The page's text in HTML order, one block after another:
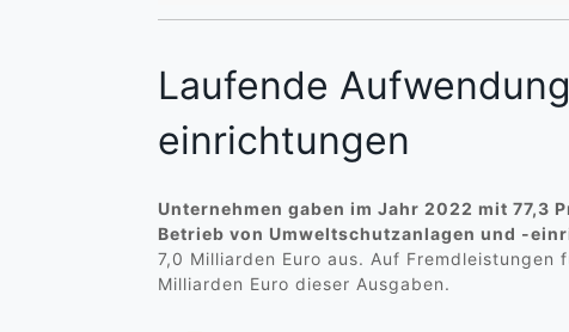
Laufende
einrichtungen
Unternehmen gaben im Jahr 2022 mit
Betrieb von Umweltschutzanlagen und -
7,0 Milliarden Euro aus. Auf
Milliarden Euro dieser Ausgaben.